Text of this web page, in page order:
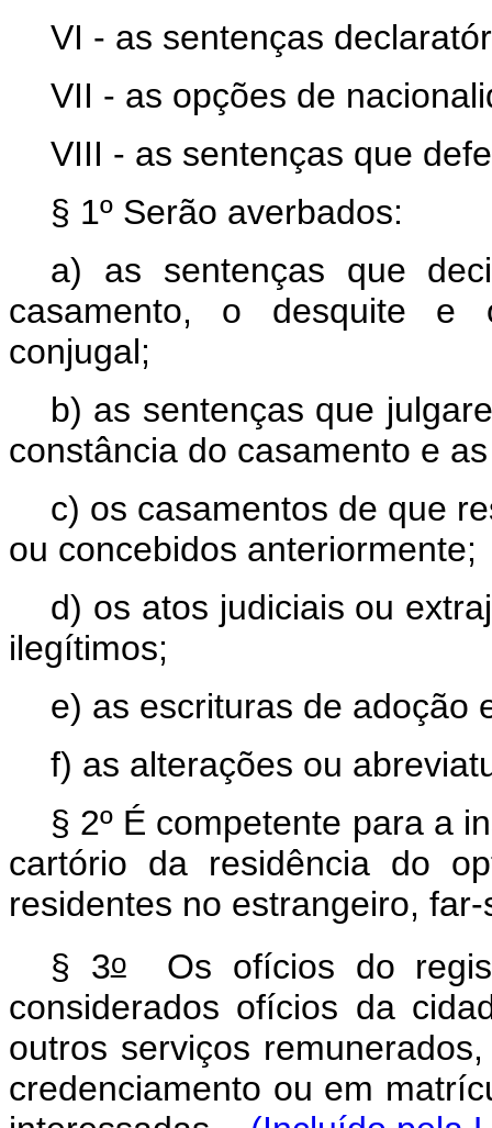
VI - as sentenças
VII - as opções de
VIII - as sentenças que
§ 1º Serão averbados:
a) as sentenças que
casamento, o desquite e
conjugal;
b) as sentenças que
constância do casamento e
c) os casamentos de que
ou concebidos anteriormente;
d) os atos judiciais ou
ilegítimos;
e) as escrituras de adoção
f) as alterações ou
§ 2º É competente para a
cartório da residência do
residentes no estrangeiro,
§ 3oOs ofícios do
considerados ofícios da
outros serviços
credenciamento ou em